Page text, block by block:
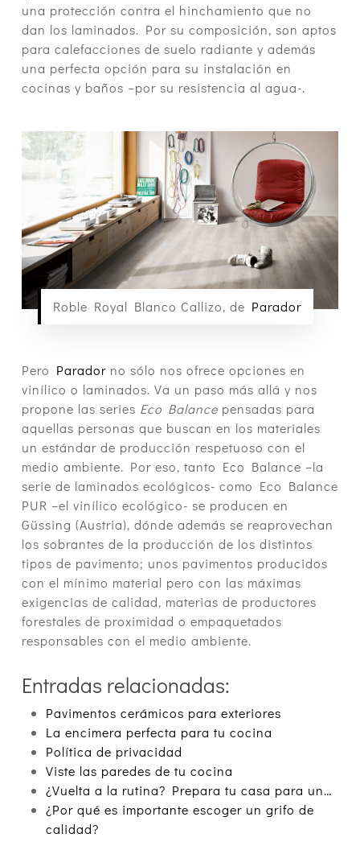
una protección contra el hinchamiento que no
dan los laminados. Por su composición, son aptos
para calefacciones de suelo radiante y además
una perfecta opción para su instalación en
cocinas y baños –por su resistencia al agua-.
Roble Royal Blanco Callizo, de Parador
Pero Paradorno sólo nos ofrece opciones en
vinílico o laminados. Va un paso más allá y nos
propone las series Eco Balance pensadas para
aquellas personas que buscan en los materiales
un estándar de producción respetuoso con el
medio ambiente. Por eso, tanto Eco Balance –la
serie de laminados ecológicos- como Eco Balance
PUR –el vinílico ecológico- se producen en
Güssing (Austria), dónde además se reaprovechan
los sobrantes de la producción de los distintos
tipos de pavimento; unos pavimentos producidos
con el mínimo material pero con las máximas
exigencias de calidad, materias de productores
forestales de proximidad o empaquetados
responsables con el medio ambiente.
Entradas relacionadas:
Pavimentos cerámicos para exteriores
La encimera perfecta para tu cocina
Política de privacidad
Viste las paredes de tu cocina
¿Vuelta a la rutina? Prepara tu casa para un…
¿Por qué es importante escoger un grifo de
calidad?